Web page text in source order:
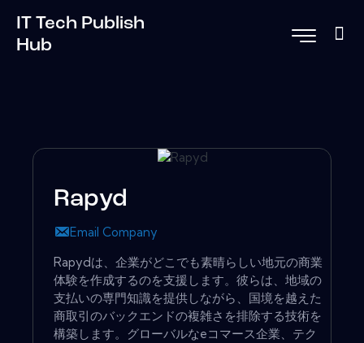
IT Tech Publish
Hub
Rapyd
Email Company
Rapydは、企業がどこでも素晴らしい地元の商業
体験を作成するのを支援します。彼らは、地域の
支払いの専門知識を提供しながら、国境を越えた
商取引のバックエンドの複雑さを排除する技術を
構築します。グローバルなeコマース企業、テク